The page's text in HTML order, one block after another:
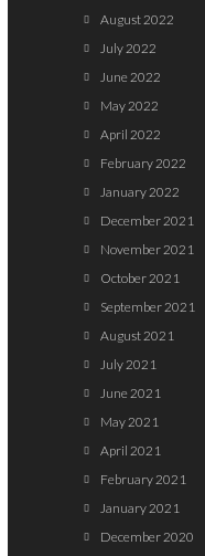
August 2022
July 2022
June 2022
May 2022
April 2022
February 2022
January 2022
December 2021
November 2021
October 2021
September 2021
August 2021
July 2021
June 2021
May 2021
April 2021
February 2021
January 2021
December 2020